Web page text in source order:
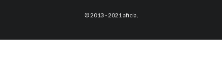
© 2013 - 2021 aficia.